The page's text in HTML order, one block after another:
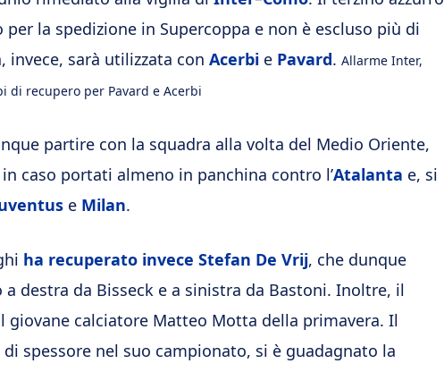
la spedizione in Supercoppa e non è escluso più di
invece, sarà utilizzata con Acerbi e Pavard. Allarme Inter,
di recupero per Pavard e Acerbi
partire con la squadra alla volta del Medio Oriente,
caso portati almeno in panchina contro l’Atalanta e, si
e Milan.
ha recuperato invece Stefan De Vrij, che dunque
destra da Bisseck e a sinistra da Bastoni. Inoltre, il
giovane calciatore Matteo Motta della primavera. Il
spessore nel suo campionato, si è guadagnato la